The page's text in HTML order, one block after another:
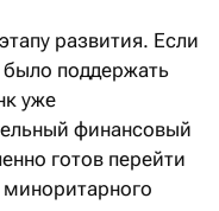
развития. Если
поддержать
уже
финансовый
готов перейти